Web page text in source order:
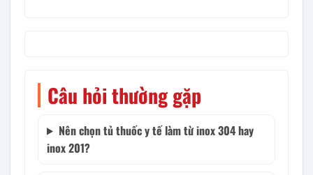
Câu hỏi thường gặp
Nên chọn tủ thuốc y tế làm từ inox 304 hay
inox 201?